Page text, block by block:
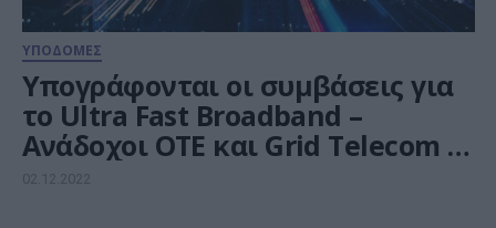
ΥΠΟΔΟΜΕΣ
Υπογράφονται οι συμβάσεις για
το Ultra Fast Broadband –
Aνάδοχοι ΟΤΕ και Grid Telecom –
ΤΕΝΕΡΓ
02.12.2022